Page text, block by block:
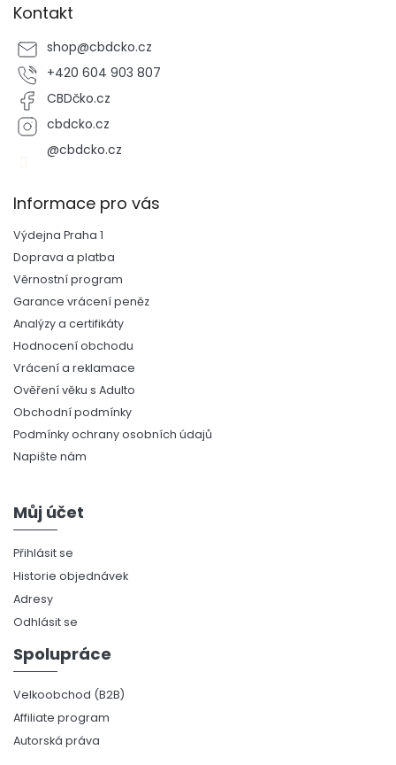
Kontakt
shop@cbdcko.cz
+420 604 903 807
CBDčko.cz
cbdcko.cz
@cbdcko.cz
Informace pro vás
Výdejna Praha 1
Doprava a platba
Věrnostní program
Garance vrácení peněz
Analýzy a certifikáty
Hodnocení obchodu
Vrácení a reklamace
Ověření věku s Adulto
Obchodní podmínky
Podmínky ochrany osobních údajů
Napište nám
Můj účet
Přihlásit se
Historie objednávek
Adresy
Odhlásit se
Spolupráce
Velkoobchod (B2B)
Affiliate program
Autorská práva